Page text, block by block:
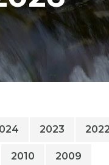
2023 2022
2010 2009